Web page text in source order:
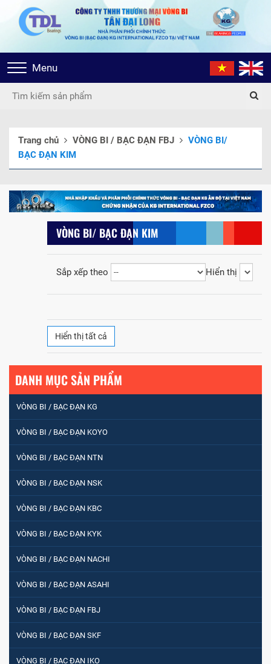
Toggle
navigation
Menu
Trang chủ VÒNG BI / BẠC ĐẠN FBJ
VÒNG BI/
BẠC ĐẠN KIM
VÒNG BI/ BẠC ĐẠN KIM
Sắp xếp theo Hiển thị
Hiển thị tất cả
DANH MỤC SẢN PHẨM
VÒNG BI / BẠC ĐẠN KG
VÒNG BI / BẠC ĐẠN KOYO
VÒNG BI / BẠC ĐẠN NTN
VÒNG BI / BẠC ĐẠN NSK
VÒNG BI / BẠC ĐẠN KBC
VÒNG BI / BẠC ĐẠN KYK
VÒNG BI / BẠC ĐẠN NACHI
VÒNG BI / BẠC ĐẠN ASAHI
VÒNG BI / BẠC ĐẠN FBJ
VÒNG BI / BẠC ĐẠN SKF
VÒNG BI / BẠC ĐẠN IKO